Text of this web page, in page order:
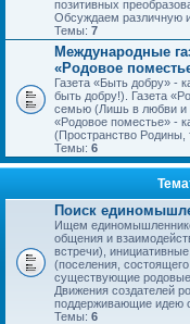
позитивных
Обсуждаем различную
Темы: 7
Международные
«Родовое
Газета «Быть добру» -
быть добру!). Газета
семью (Лишь в любви и
«Родовое поместье» -
(Пространство Родины,
Темы: 6
Поиск
Ищем
общения и
встречи),
(поселения,
существующие родовые
Движения создателей
поддерживающие идею
Темы: 6